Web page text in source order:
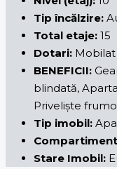
Tip încălzire:
Total etaje: 15
Dotari: Mobilat
BENEFICII:
blindată,
Priveliște
Tip imobil:
Stare Imobil: